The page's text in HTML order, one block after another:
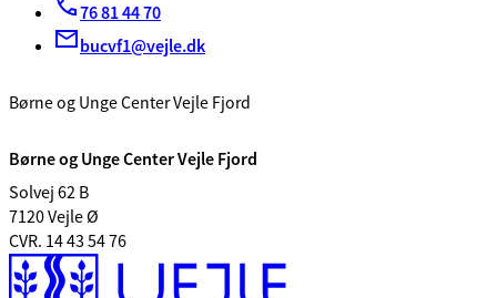
76 81 44 70
bucvf1@vejle.dk
Børne og Unge Center Vejle Fjord
Børne og Unge Center Vejle Fjord
Solvej 62 B
7120 Vejle Ø
CVR. 14 43 54 76